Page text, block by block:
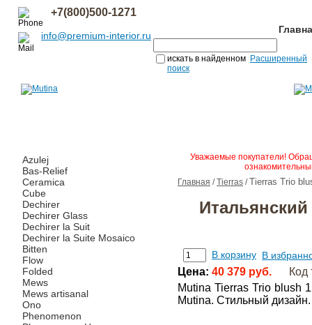
+7(800)500-1271
info@premium-interior.ru
искать в найденном Расширенный
поиск
Azulej
Bas-Relief
Ceramica
Cube
Dechirer
Dechirer Glass
Dechirer la Suit
Dechirer la Suite Mosaico
Bitten
Flow
Folded
Mews
Mews artisanal
Ono
Phenomenon
Уважаемые покупатели!
Главная /Tierras /Tierras Trio
В корзину В
Цена: 40 379 руб.
Код
Mutina Tierras Trio blush
Mutina. Стильный